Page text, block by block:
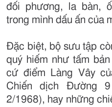
đối phương, la bàn,
trong mình dấu ấn của
Đặc biệt, bộ sưu tập
quý hiếm như tấm
cứ điểm Làng Vây
Chiến dịch Đường
2/1968), hay những